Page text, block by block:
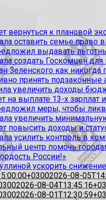
вернуться к плановой
оставить семье право
выдавать
создать Госкомцен
Зеленского как никогда
принять
увеличить доходы
на выплате 13-х зарплат
меры, чтобы
увеличить
повысить доходы и
усилить контроль в
центр помочь
России!»
ускорить
2026-08-
2026-08-
2026-08-